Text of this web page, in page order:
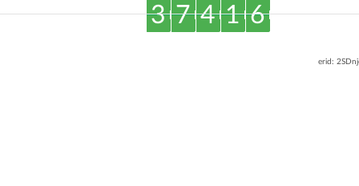
3 7 4 1 6
erid: